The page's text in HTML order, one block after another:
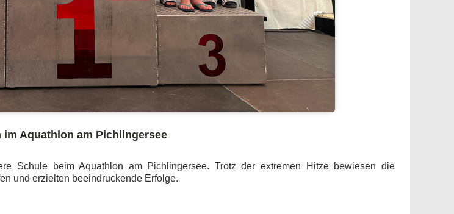
Aquathlon am Pichlingersee
Schule beim Aquathlon am Pichlingersee. Trotz der extremen Hitze bewiesen die
und erzielten beeindruckende Erfolge.